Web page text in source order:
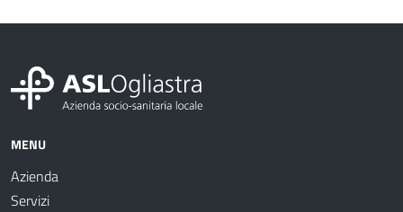
MENU
Azienda
Servizi